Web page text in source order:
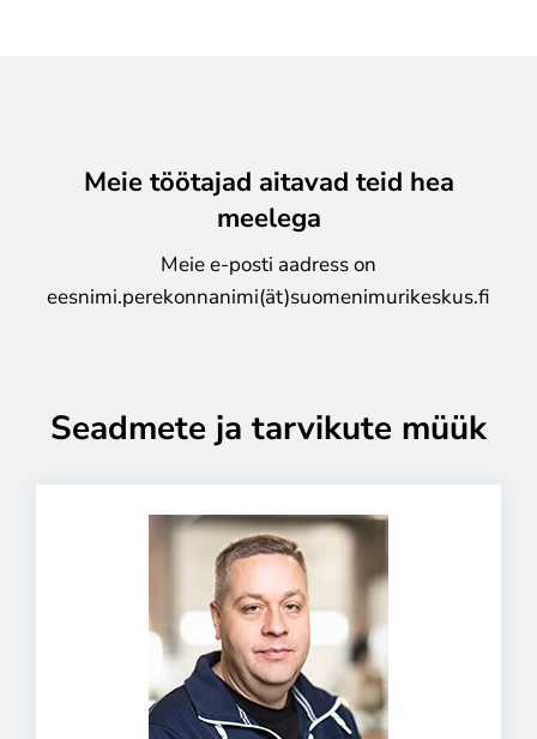
Meie töötajad aitavad teid hea
meelega
Meie e-posti aadress on
eesnimi.perekonnanimi(ät)suomenimurikeskus.fi
Seadmete ja tarvikute müük